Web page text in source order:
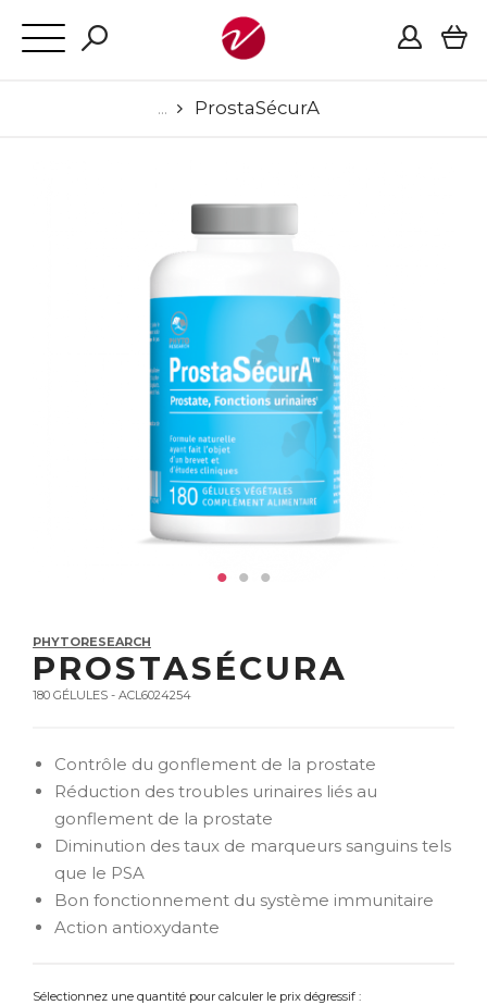
ProstaSécurA
PHYTORESEARCH
PROSTASÉCURA
180 GÉLULES - ACL6024254
Contrôle du gonflement de la prostate
Réduction des troubles urinaires liés au
gonflement de la prostate
Diminution des taux de marqueurs sanguins tels
que le PSA
Bon fonctionnement du système immunitaire
Action antioxydante
Sélectionnez une quantité pour calculer le prix dégressif :